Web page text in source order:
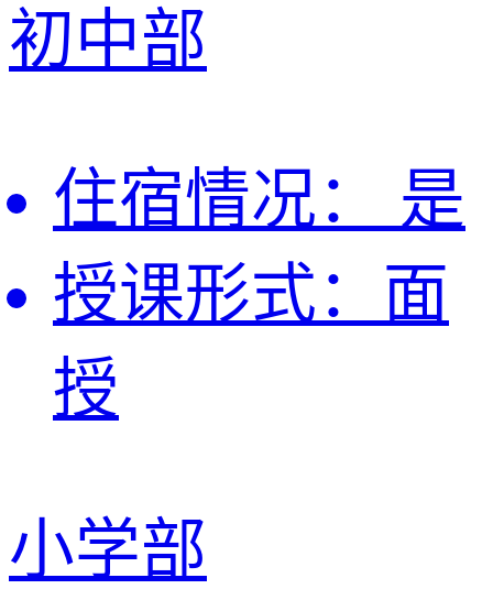
初中部
住宿情况：
是
授课形式： 面
授
小学部